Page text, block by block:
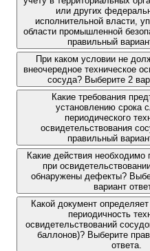
или других
исполнительной власти,
области промышленной
правильный
При каком условии не
внеочередное техническое
сосуда? Выберите 2
Какие требования
установлению срока
периодического
освидетельствования
правильный
Какие действия необходимо
при
обнаружены дефекты?
вариант
Какой документ
периодичность
освидетельствований
баллонов)? Выберите
ответа.